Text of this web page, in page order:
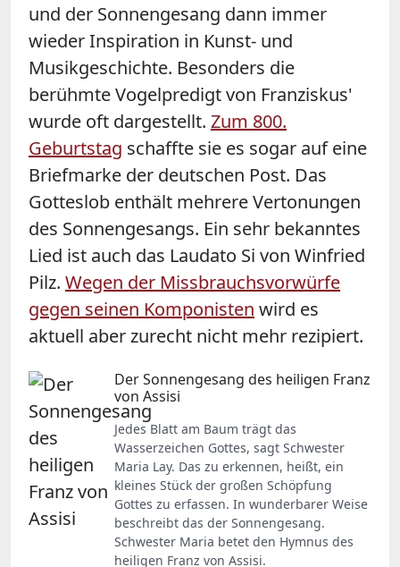
und der Sonnengesang dann immer
wieder Inspiration in Kunst- und
Musikgeschichte. Besonders die
berühmte Vogelpredigt von Franziskus'
wurde oft dargestellt. Zum 800.
Geburtstag schaffte sie es sogar auf eine
Briefmarke der deutschen Post. Das
Gotteslob enthält mehrere Vertonungen
des Sonnengesangs. Ein sehr bekanntes
Lied ist auch das Laudato Si von Winfried
Pilz. Wegen der Missbrauchsvorwürfe
gegen seinen Komponisten wird es
aktuell aber zurecht nicht mehr rezipiert.
Der Sonnengesang des heiligen Franz
von Assisi
Jedes Blatt am Baum trägt das
Wasserzeichen Gottes, sagt Schwester
Maria Lay. Das zu erkennen, heißt, ein
kleines Stück der großen Schöpfung
Gottes zu erfassen. In wunderbarer Weise
beschreibt das der Sonnengesang.
Schwester Maria betet den Hymnus des
heiligen Franz von Assisi.